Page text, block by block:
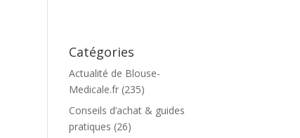
Catégories
Actualité de Blouse-
Medicale.fr (235)
Conseils d’achat & guides
pratiques (26)